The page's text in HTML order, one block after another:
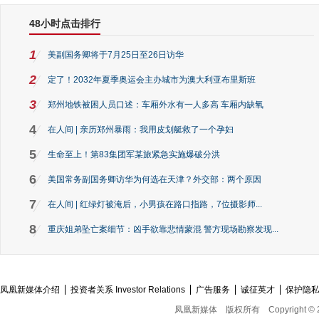
48小时点击排行
1 美副国务卿将于7月25日至26日访华
2 定了！2032年夏季奥运会主办城市为澳大利亚布里斯班
3 郑州地铁被困人员口述：车厢外水有一人多高 车厢内缺氧
4 在人间 | 亲历郑州暴雨：我用皮划艇救了一个孕妇
5 生命至上！第83集团军某旅紧急实施爆破分洪
6 美国常务副国务卿访华为何选在天津？外交部：两个原因
7 在人间 | 红绿灯被淹后，小男孩在路口指路，7位摄影师...
8 重庆姐弟坠亡案细节：凶手欲靠悲情蒙混 警方现场勘察发现...
凤凰新媒体介绍 投资者关系 Investor Relations 广告服务 诚征英才
保护隐
凤凰新媒体
版权所有 Copyright ©